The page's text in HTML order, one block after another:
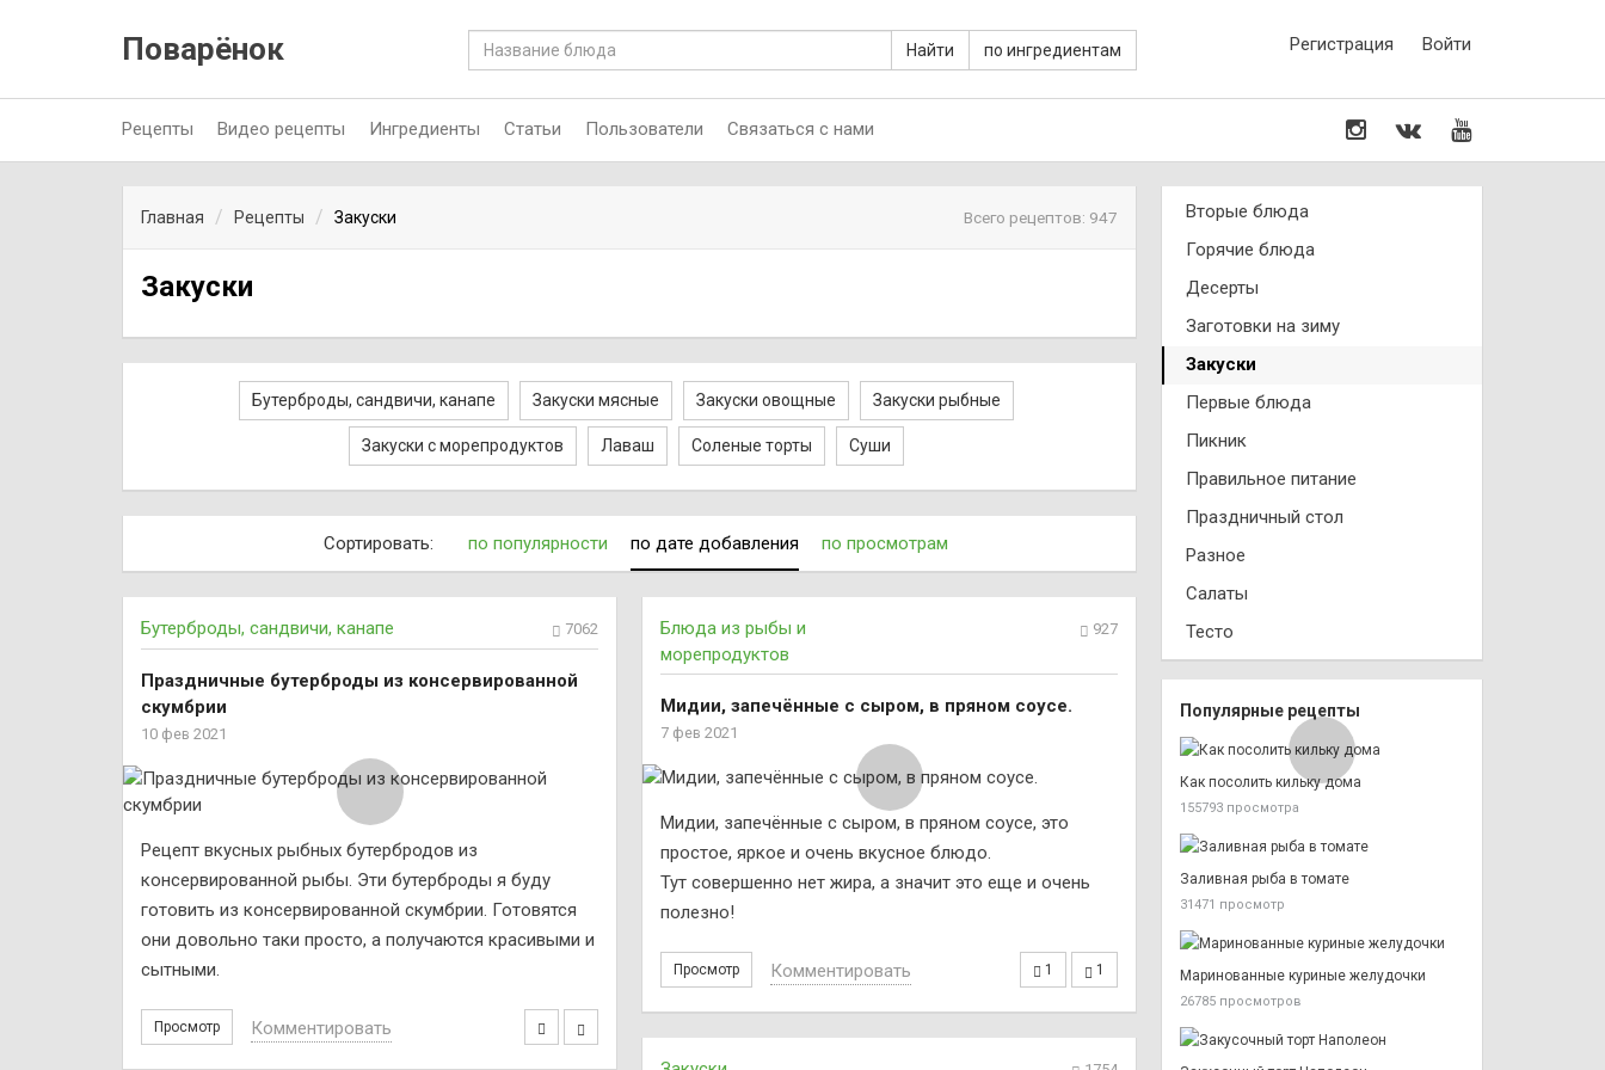
Поварёнок Найти по ингредиентам Регистрация Войти
Рецепты Видео рецепты Ингредиенты Статьи Пользователи Связаться с нами
Главная Рецепты Закуски Всего рецептов: 947
Закуски
Бутерброды, сандвичи, канапе Закуски мясные Закуски овощные Закуски рыбные
Закуски с морепродуктов Лаваш Соленые торты Суши
Сортировать: по популярности по дате добавления по просмотрам
Бутерброды, сандвичи, канапе 7062
Праздничные бутерброды из консервированной
скумбрии
10 фев 2021
Рецепт вкусных рыбных бутербродов из
консервированной рыбы. Эти бутерброды я буду
готовить из консервированной скумбрии. Готовятся
они довольно таки просто, а получаются красивыми и
сытными.
Просмотр Комментировать
Блюда из рыбы и
морепродуктов
927
Мидии, запечённые с сыром, в пряном соусе.
7 фев 2021
Мидии, запечённые с сыром, в пряном соусе, это
простое, яркое и очень вкусное блюдо.
Тут совершенно нет жира, а значит это еще и очень
полезно!
Просмотр 1 1
Комментировать
Вторые блюда
Горячие блюда
Десерты
Заготовки на зиму
Закуски
Первые блюда
Пикник
Правильное питание
Праздничный стол
Разное
Салаты
Тесто
Популярные рецепты
Как посолить кильку дома
155793 просмотра
Заливная рыба в томате
31471 просмотр
Маринованные куриные желудочки
26785 просмотров